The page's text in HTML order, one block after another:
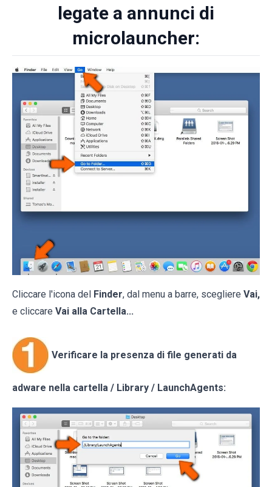
legate a annunci di
microlauncher:
Cliccare l'icona del Finder, dal menu a barre, scegliere Vai,
e cliccare Vai alla Cartella...
Verificare la presenza di file generati da
adware nella cartella / Library / LaunchAgents: